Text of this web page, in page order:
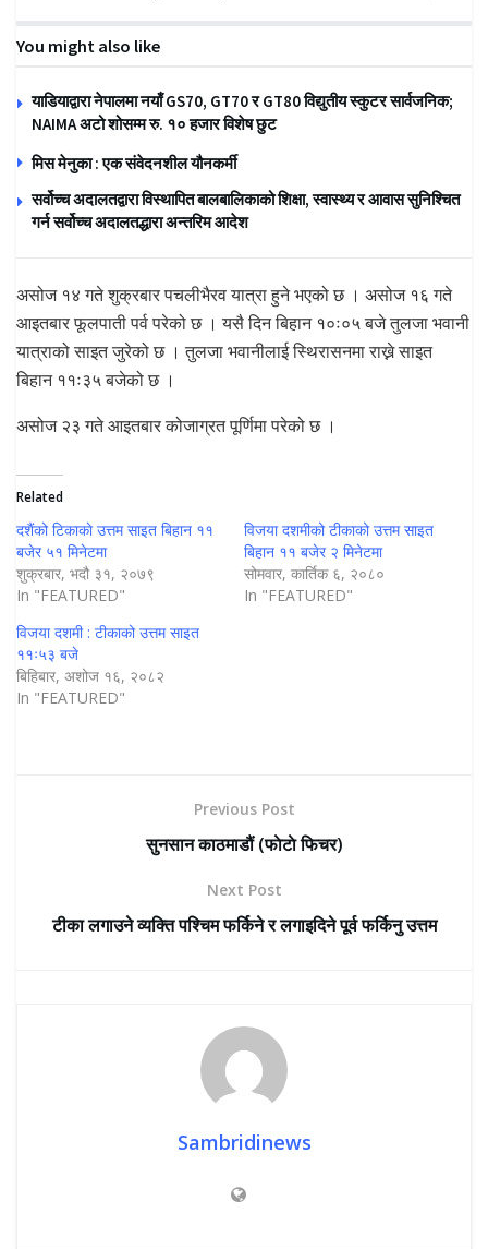
You might also like
याडियाद्वारा नेपालमा नयाँ GS70, GT70 र GT80 विद्युतीय स्कुटर सार्वजनिक;
NAIMA अटो शोसम्म रु. १० हजार विशेष छुट
मिस मेनुका : एक संवेदनशील यौनकर्मी
सर्वोच्च अदालतद्वारा विस्थापित बालबालिकाको शिक्षा, स्वास्थ्य र आवास सुनिश्चित
गर्न सर्वोच्च अदालतद्धारा अन्तरिम आदेश
असोज १४ गते शुक्रबार पचलीभैरव यात्रा हुने भएको छ । असोज १६ गते
आइतबार फूलपाती पर्व परेको छ । यसै दिन बिहान १०ः०५ बजे तुलजा भवानी
यात्राको साइत जुरेको छ । तुलजा भवानीलाई स्थिरासनमा राख्ने साइत
बिहान ११ः३५ बजेको छ ।
असोज २३ गते आइतबार कोजाग्रत पूर्णिमा परेको छ ।
Related
दशैंको टिकाकाे उत्तम साइत बिहान ११
बजेर ५१ मिनेटमा
शुक्रबार, भदौ ३१, २०७९
In "FEATURED"
विजया दशमीको टीकाको उत्तम साइत
बिहान ११ बजेर २ मिनेटमा
सोमवार, कार्तिक ६, २०८०
In "FEATURED"
विजया दशमी : टीकाको उत्तम साइत
११ः५३ बजे
बिहिबार, अशोज १६, २०८२
In "FEATURED"
Previous Post
सुनसान काठमाडौं (फाेटाे फिचर)
Next Post
टीका लगाउने व्यक्ति पश्चिम फर्किने र लगाइदिने पूर्व फर्किनु उत्तम
Sambridinews